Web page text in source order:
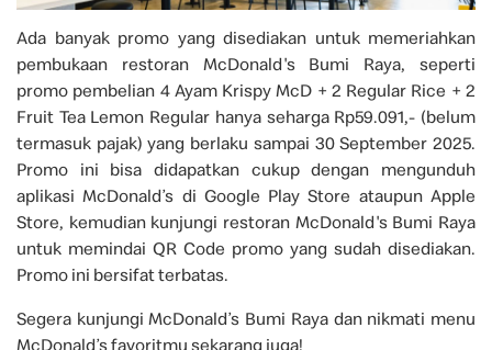
Ada banyak promo yang disediakan untuk memeriahkan
pembukaan restoran McDonald's Bumi Raya, seperti
promo pembelian 4 Ayam Krispy McD + 2 Regular Rice + 2
Fruit Tea Lemon Regular hanya seharga Rp59.091,- (belum
termasuk pajak) yang berlaku sampai 30 September 2025.
Promo ini bisa didapatkan cukup dengan mengunduh
aplikasi McDonald’s di Google Play Store ataupun Apple
Store, kemudian kunjungi restoran McDonald's Bumi Raya
untuk memindai QR Code promo yang sudah disediakan.
Promo ini bersifat terbatas.
Segera kunjungi McDonald’s Bumi Raya dan nikmati menu